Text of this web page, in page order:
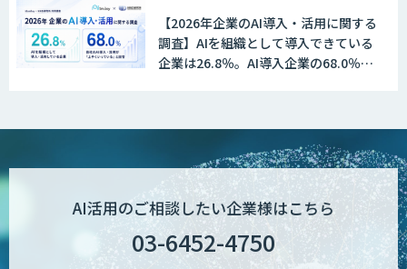
【2026年企業のAI導入・活用に関する
調査】AIを組織として導入できている
企業は26.8％。AI導入企業の68.0％
AI活用のご相談したい企業様はこちら
03-6452-4750